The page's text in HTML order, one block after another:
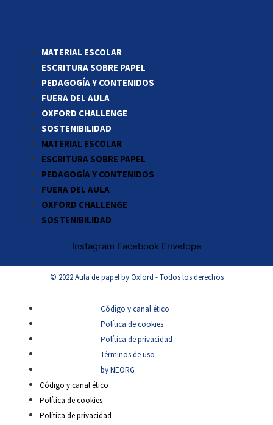
MATERIAL ESCOLAR
ESCRITURA SOBRE PAPEL
PEDAGOGÍA Y CONTENIDOS
FUERA DEL AULA
OXFORD CHALLENGE
SOSTENIBILIDAD
MATERIAL ESCOLAR
ESCRITURA SOBRE PAPEL
PEDAGOGÍA Y CONTENIDOS
FUERA DEL AULA
OXFORD CHALLENGE
SOSTENIBILIDAD
Instagram Facebook Envelope
© 2022 Aula de papel by Oxford - Todos los derechos
Código y canal ético
Política de cookies
Política de privacidad
Términos de uso
by NEORG
Código y canal ético
Política de cookies
Política de privacidad